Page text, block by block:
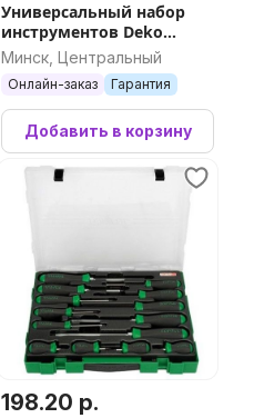
Универсальный набор
инструментов Deko
DKMT62 (62 предмета)
Минск, Центральный
Онлайн-заказ Гарантия
Добавить в корзину
198.20 р.